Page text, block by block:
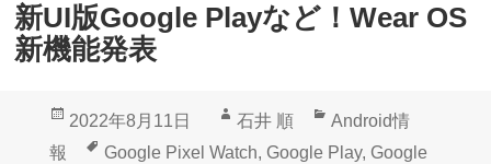
新UI版Google Playなど！Wear OS
新機能発表
投
2022年8月11日
作
成
石井 順
カ
テ
Android情
報
タ
Google Pixel Watch, Google Play, Google